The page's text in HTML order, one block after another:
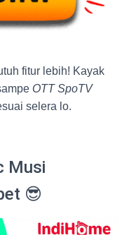
fitur lebih! Kayak
OTT SpoTV
selera lo.
Musi
😎